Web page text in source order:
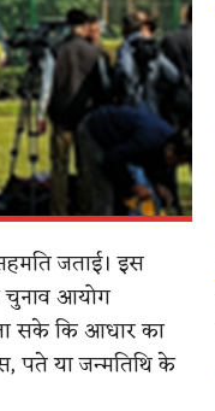
जताई। इस
चुनाव आयोग
सके कि आधार का
पते या जन्मतिथि के